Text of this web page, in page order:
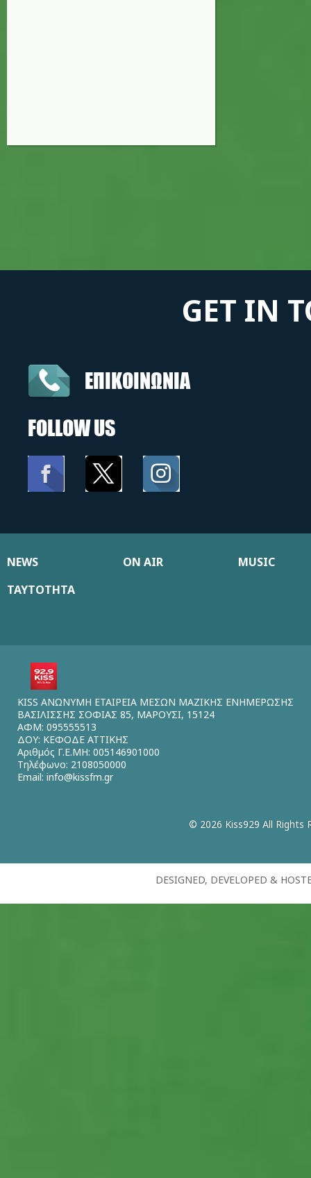
GET IN
ΕΠΙΚΟΙΝΩΝΙΑ
FOLLOW US
NEWS ON AIR
MUSIC
ΤΑΥΤΟΤΗΤΑ
KISS ΑΝΩΝΥΜΗ ΕΤΑΙΡΕΙΑ ΜΕΣΩΝ ΜΑΖΙΚΗΣ ΕΝΗΜΕΡΩΣΗΣ
ΒΑΣΙΛΙΣΣΗΣ ΣΟΦΙΑΣ 85, ΜΑΡΟΥΣΙ, 15124
ΑΦΜ: 095555513
ΔΟΥ: ΚΕΦΟΔΕ ΑΤΤΙΚΗΣ
Αριθμός Γ.Ε.ΜΗ: 005146901000
Τηλέφωνο: 2108050000
Email: info@kissfm.gr
© 2026 Kiss929 All Rights
DESIGNED, DEVELOPED &